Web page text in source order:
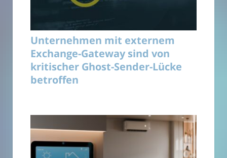
Unternehmen mit externem
Exchange-Gateway sind von
kritischer Ghost-Sender-Lücke
betroffen